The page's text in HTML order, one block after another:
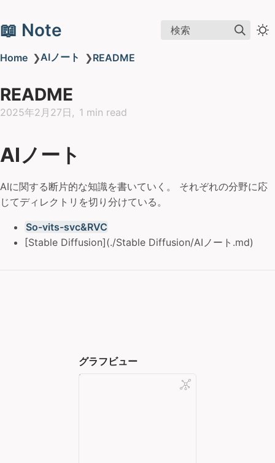
📖 Note 検索
Home ❯AIノート ❯README
README
2025年2月27日 1 min read
AIノート
AIに関する断片的な知識を書いていく。 それぞれの分野に応
じてディレクトリを切り分けている。
So-vits-svc&RVC
[Stable Diffusion](./Stable Diffusion/AIノート.md)
グラフビュー